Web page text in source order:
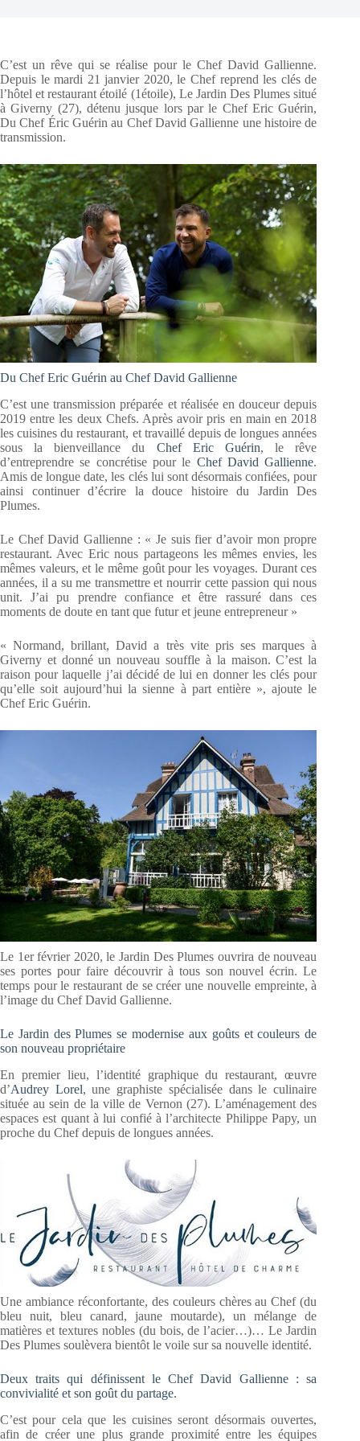
C’est un rêve qui se réalise pour le Chef David Gallienne.
Depuis le mardi 21 janvier 2020, le Chef reprend les clés de
l’hôtel et restaurant étoilé (1étoile), Le Jardin Des Plumes situé
à Giverny (27), détenu jusque lors par le Chef Eric Guérin,
Du Chef Éric Guérin au Chef David Gallienne une histoire de
transmission.
Du Chef Eric Guérin au Chef David Gallienne
C’est une transmission préparée et réalisée en douceur depuis
2019 entre les deux Chefs. Après avoir pris en main en 2018
les cuisines du restaurant, et travaillé depuis de longues années
sous la bienveillance du Chef Eric Guérin, le rêve
d’entreprendre se concrétise pour le Chef David Gallienne.
Amis de longue date, les clés lui sont désormais confiées, pour
ainsi continuer d’écrire la douce histoire du Jardin Des
Plumes.
Le Chef David Gallienne : « Je suis fier d’avoir mon propre
restaurant. Avec Eric nous partageons les mêmes envies, les
mêmes valeurs, et le même goût pour les voyages. Durant ces
années, il a su me transmettre et nourrir cette passion qui nous
unit. J’ai pu prendre confiance et être rassuré dans ces
moments de doute en tant que futur et jeune entrepreneur »
« Normand, brillant, David a très vite pris ses marques à
Giverny et donné un nouveau souffle à la maison. C’est la
raison pour laquelle j’ai décidé de lui en donner les clés pour
qu’elle soit aujourd’hui la sienne à part entière », ajoute le
Chef Eric Guérin.
Le 1er février 2020, le Jardin Des Plumes ouvrira de nouveau
ses portes pour faire découvrir à tous son nouvel écrin. Le
temps pour le restaurant de se créer une nouvelle empreinte, à
l’image du Chef David Gallienne.
Le Jardin des Plumes se modernise aux goûts et couleurs de
son nouveau propriétaire
En premier lieu, l’identité graphique du restaurant, œuvre
d’Audrey Lorel, une graphiste spécialisée dans le culinaire
située au sein de la ville de Vernon (27). L’aménagement des
espaces est quant à lui confié à l’architecte Philippe Papy, un
proche du Chef depuis de longues années.
Une ambiance réconfortante, des couleurs chères au Chef (du
bleu nuit, bleu canard, jaune moutarde), un mélange de
matières et textures nobles (du bois, de l’acier…)… Le Jardin
Des Plumes soulèvera bientôt le voile sur sa nouvelle identité.
Deux traits qui définissent le Chef David Gallienne : sa
convivialité et son goût du partage.
C’est pour cela que les cuisines seront désormais ouvertes,
afin de créer une plus grande proximité entre les équipes